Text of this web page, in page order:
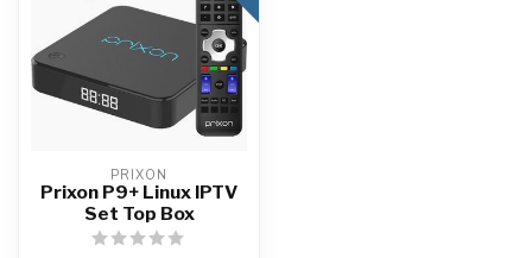
PRIXON
Prixon P9+ Linux IPTV
Set Top Box